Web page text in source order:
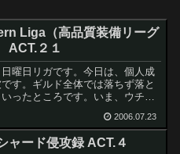
Liga（高品質装備リーグ
２１
曜日リガです。今日は、個人成
す。ギルド全体では落ちず落と
ったところです。いま、ウチで
参謀長の発案かな？）これは非常
と思います。皆が双方の立場を
いれば、それだけ...
2006.07.23
ャード侵攻録 ACT.４